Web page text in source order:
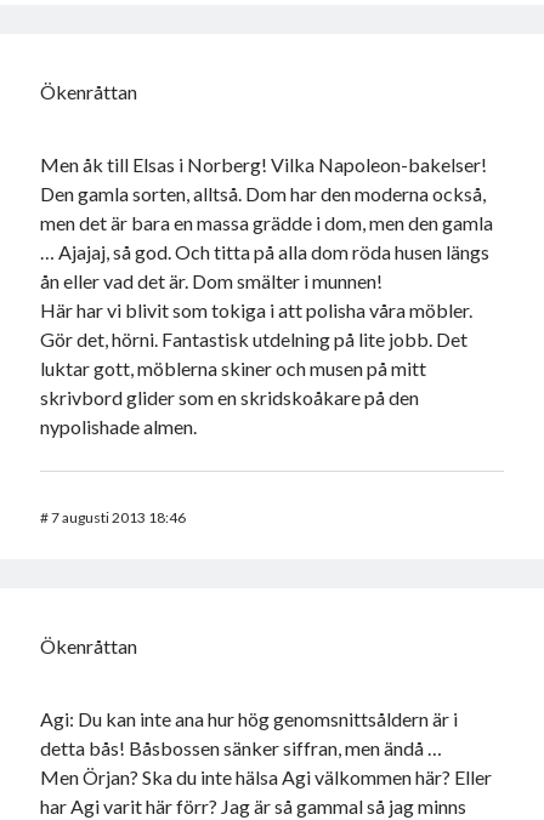
Ökenråttan
Men åk till Elsas i Norberg! Vilka Napoleon-bakelser!
Den gamla sorten, alltså. Dom har den moderna också,
men det är bara en massa grädde i dom, men den gamla
… Ajajaj, så god. Och titta på alla dom röda husen längs
ån eller vad det är. Dom smälter i munnen!
Här har vi blivit som tokiga i att polisha våra möbler.
Gör det, hörni. Fantastisk utdelning på lite jobb. Det
luktar gott, möblerna skiner och musen på mitt
skrivbord glider som en skridskoåkare på den
nypolishade almen.
#7 augusti 2013 18:46
Ökenråttan
Agi: Du kan inte ana hur hög genomsnittsåldern är i
detta bås! Båsbossen sänker siffran, men ändå …
Men Örjan? Ska du inte hälsa Agi välkommen här? Eller
har Agi varit här förr? Jag är så gammal så jag minns